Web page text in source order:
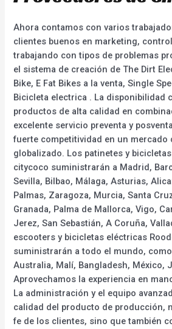
Ahora contamos con varios
clientes buenos en marketing,
trabajando con tipos de problemas
el sistema de creación de The Dirt
Bike, E Fat Bikes a la venta, Single
Bicicleta electrica . La disponibilidad
productos de alta calidad en
excelente servicio preventa y
fuerte competitividad en un mercado
globalizado. Los patinetes y
citycoco suministrarán a Madrid,
Sevilla, Bilbao, Málaga, Asturias,
Palmas, Zaragoza, Murcia, Santa
Granada, Palma de Mallorca, Vigo,
Jerez, San Sebastián, A Coruña,
escooters y bicicletas eléctricas
suministrarán a todo el mundo,
Australia, Malí, Bangladesh, México,
Aprovechamos la experiencia en
La administración y el equipo
calidad del producto de producción,
fe de los clientes, sino que también